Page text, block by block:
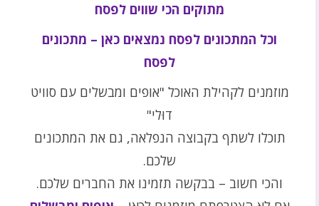
מתוקים הכי שווים לפסח
וכל המתכונים לפסח נמצאים כאן – מתכונים
לפסח
מוזמנים לקהילת האוכל "אופים ומבשלים עם סוויט
דוּלי"
תוכלו לשתף בקבוצה הנפלאה, גם את המתכונים
שלכם.
והכי חשוב – בבקשה תזמינו את החברים שלכם.